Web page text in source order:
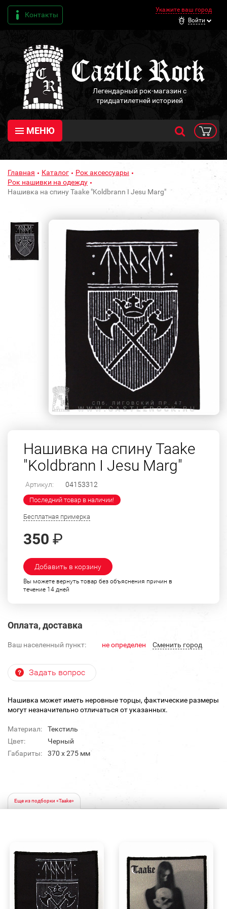
Контакты
Укажите ваш город
Войти
Легендарный рок-магазин с
тридцатилетней историей
МЕНЮ
Главная Каталог
Рок аксессуары
Рок нашивки на одежду
Нашивка на спину Taake "Koldbrann I Jesu Marg"
Нашивка на спину Taake
"Koldbrann I Jesu Marg"
Артикул: 04153312
Последний товар в наличии!
Бесплатная примерка
350 ₽
Добавить в корзину
Вы можете вернуть товар без объяснения причин в
течение 14 дней
Оплата, доставка
Ваш населенный пункт: не определен Cменить город
Задать вопрос
Нашивка может иметь неровные торцы, фактические размеры
могут незначительно отличаться от указанных.
Материал:
Текстиль
Цвет:
Черный
Габариты:
370 х 275 мм
Еще из подборки «Taake»